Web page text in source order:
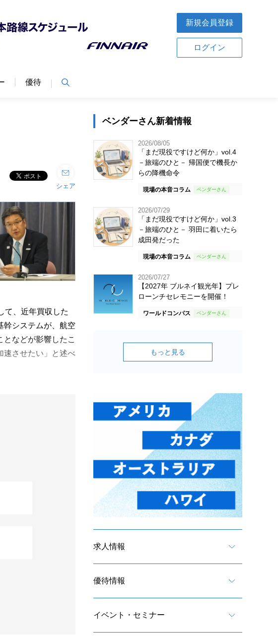
新規会員登録
ログイン
優待
シェア
て、近年買収した
幹システムが、航空
などが影響したこ
速させたい」と述べ
ベンダーさん新着情報
2026/08/05
「まだ現役ですけど何か」vol.4
－旅端のひと－ 帰国便で機長か
らの降機命令
現場の本音コラム
2026/07/29
「まだ現役ですけど何か」vol.3
－旅端のひと－ 羽田に着いたら
成田発だった
現場の本音コラム
2026/07/27
【2027年 ブルネイ観光年】プレ
ローンチセレモニーを開催！
ワールドコンパス
もっと見る
求人情報
優待情報
イベント・セミナー